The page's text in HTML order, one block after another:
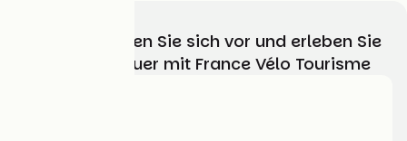
Wählen, bereiten Sie sich vor und erleben Sie
Ihr Radabenteuer mit France Vélo Tourisme